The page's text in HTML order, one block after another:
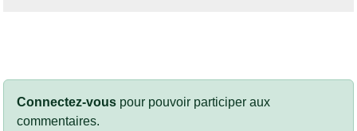
Connectez-vous pour pouvoir participer aux
commentaires.